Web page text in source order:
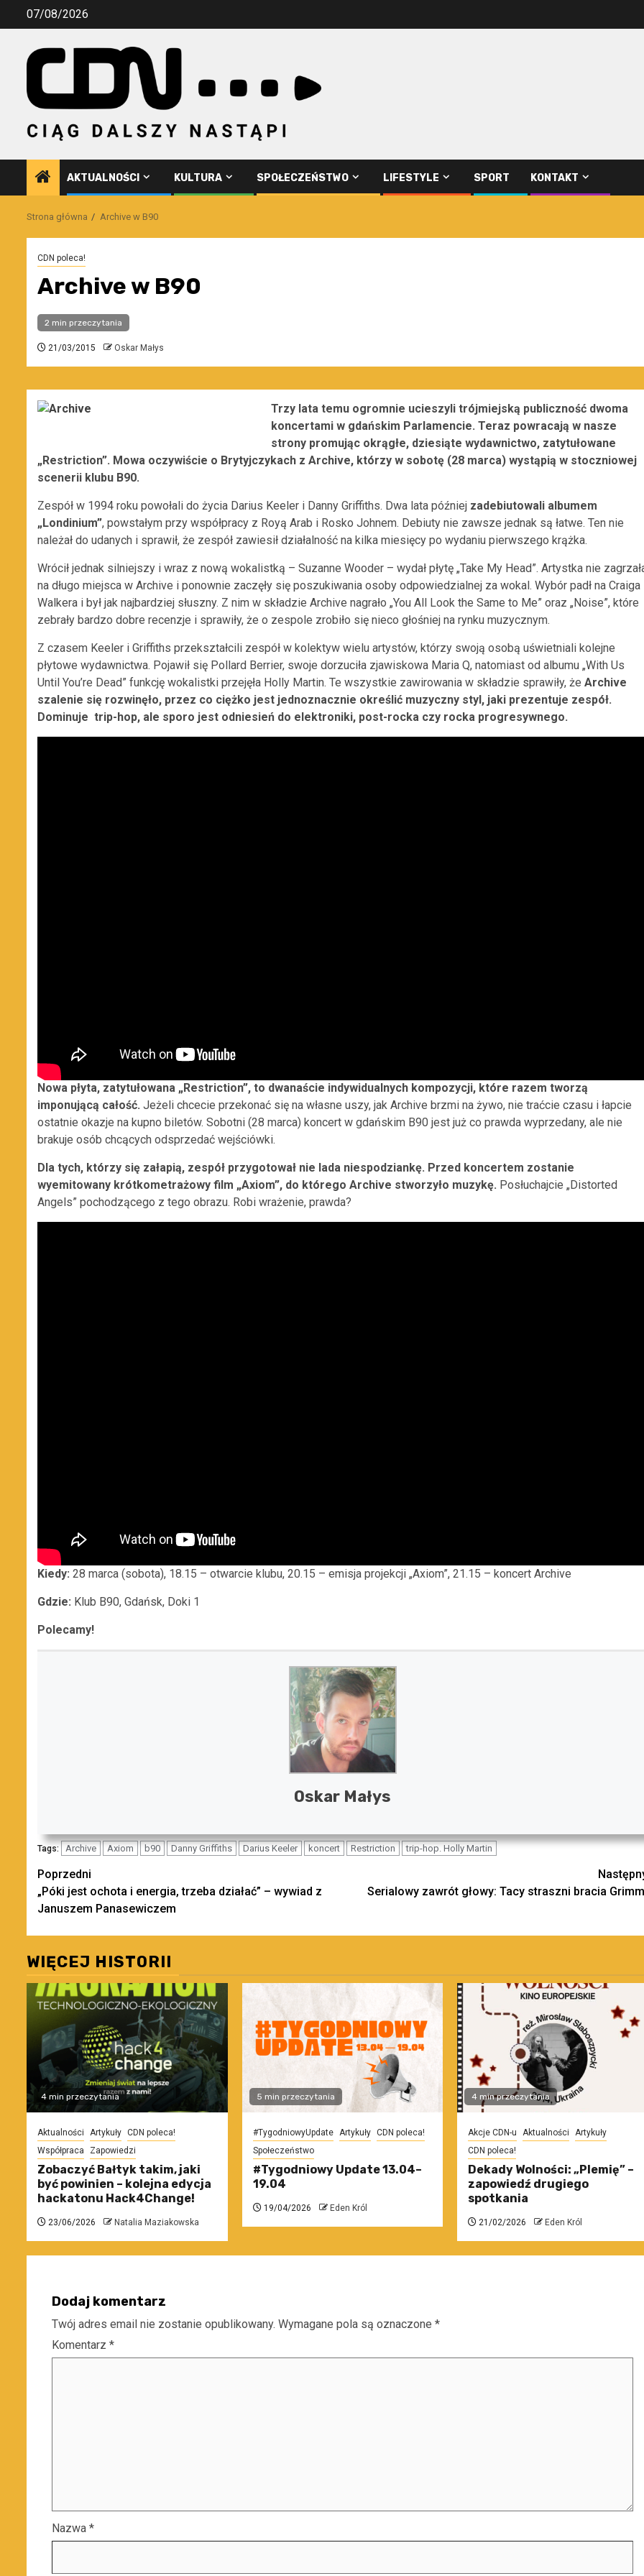
Przejdź07/08/2026
AKTUALNOŚCI KULTURA SPOŁECZEŃSTWO LIFESTYLE SPORT KONTAKT
Strona główna Archive w B90
CDN poleca!
Archive w B90
2 min przeczytania
21/03/2015 Oskar Małys
Trzy lata temu ogromnie ucieszyli trójmiejską publiczność dwoma
koncertami w gdańskim Parlamencie. Teraz powracają w nasze
strony promując okrągłe, dziesiąte wydawnictwo, zatytułowane
„Restriction”. Mowa oczywiście o Brytyjczykach z Archive, którzy w sobotę (28 marca) wystąpią w stoczniowej
scenerii klubu B90.
Zespół w 1994 roku powołali do życia Darius Keeler i Danny Griffiths. Dwa lata później zadebiutowali albumem
„Londinium”, powstałym przy współpracy z Royą Arab i Rosko Johnem. Debiuty nie zawsze jednak są łatwe. Ten nie
należał do udanych i sprawił, że zespół zawiesił działalność na kilka miesięcy po wydaniu pierwszego krążka.
Wrócił jednak silniejszy i wraz z nową wokalistką – Suzanne Wooder – wydał płytę „Take My Head”. Artystka nie
na długo miejsca w Archive i ponownie zaczęły się poszukiwania osoby odpowiedzialnej za wokal. Wybór padł na Craiga
Walkera i był jak najbardziej słuszny. Z nim w składzie Archive nagrało „You All Look the Same to Me” oraz „Noise”, które
zebrały bardzo dobre recenzje i sprawiły, że o zespole zrobiło się nieco głośniej na rynku muzycznym.
Z czasem Keeler i Griffiths przekształcili zespół w kolektyw wielu artystów, którzy swoją osobą uświetniali kolejne
płytowe wydawnictwa. Pojawił się Pollard Berrier, swoje dorzuciła zjawiskowa Maria Q, natomiast od albumu „With Us
Until You’re Dead” funkcję wokalistki przejęła Holly Martin. Te wszystkie zawirowania w składzie sprawiły, że Archive
szalenie się rozwinęło, przez co ciężko jest jednoznacznie określić muzyczny styl, jaki prezentuje zespół.
Dominuje trip-hop, ale sporo jest odniesień do elektroniki, post-rocka czy rocka progresywnego.
Nowa płyta, zatytułowana „Restriction”, to dwanaście indywidualnych kompozycji, które razem tworzą
imponującą całość. Jeżeli chcecie przekonać się na własne uszy, jak Archive brzmi na żywo, nie traćcie czasu i łapcie
ostatnie okazje na kupno biletów. Sobotni (28 marca) koncert w gdańskim B90 jest już co prawda wyprzedany, ale nie
brakuje osób chcących odsprzedać wejściówki.
Dla tych, którzy się załapią, zespół przygotował nie lada niespodziankę. Przed koncertem zostanie
wyemitowany krótkometrażowy film „Axiom”, do którego Archive stworzyło muzykę. Posłuchajcie „Distorted
Angels” pochodzącego z tego obrazu. Robi wrażenie, prawda?
Kiedy: 28 marca (sobota), 18.15 – otwarcie klubu, 20.15 – emisja projekcji „Axiom”, 21.15 – koncert Archive
Gdzie: Klub B90, Gdańsk, Doki 1
Polecamy!
Oskar Małys
Tags: Archive Axiom b90 Danny Griffiths Darius Keeler koncert Restriction trip-hop. Holly Martin
Zobacz
wpisy
Poprzedni
„Póki jest ochota i energia, trzeba działać” – wywiad z
Januszem Panasewiczem
Serialowy zawrót głowy: Tacy straszni bracia
WIĘCEJ HISTORII
4 min przeczytania
Aktualności Artykuły CDN poleca!
Współpraca
Zapowiedzi
Zobaczyć Bałtyk takim, jaki
być powinien – kolejna edycja
hackatonu Hack4Change!
23/06/2026 Natalia Maziakowska
5 min przeczytania
#TygodniowyUpdate Artykuły CDN poleca!
Społeczeństwo
#Tygodniowy Update 13.04–
19.04
19/04/2026 Eden Król
4 min przeczytania
Akcje CDN-u Aktualności
Artykuły
CDN poleca!
Dekady Wolności: „Plemię” –
zapowiedź drugiego
spotkania
21/02/2026 Eden Król
Dodaj komentarz
Twój adres email nie zostanie opublikowany. Wymagane pola są oznaczone *
Komentarz *
Nazwa *